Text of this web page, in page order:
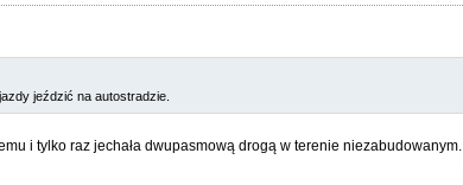
jeździć na autostradzie.
i tylko raz jechała dwupasmową drogą w terenie niezabudowanym.